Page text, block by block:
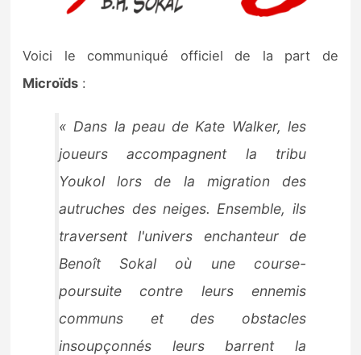
Voici le communiqué officiel de la part de
Microïds :
« Dans la peau de Kate Walker, les
joueurs accompagnent la tribu
Youkol lors de la migration des
autruches des neiges. Ensemble, ils
traversent l'univers enchanteur de
Benoît Sokal où une course-
poursuite contre leurs ennemis
communs et des obstacles
insoupçonnés leurs barrent la